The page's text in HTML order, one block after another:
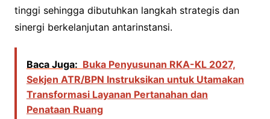
tinggi sehingga dibutuhkan langkah strategis dan
sinergi berkelanjutan antarinstansi.
Baca Juga: Buka Penyusunan RKA-KL 2027,
Sekjen ATR/BPN Instruksikan untuk Utamakan
Transformasi Layanan Pertanahan dan
Penataan Ruang